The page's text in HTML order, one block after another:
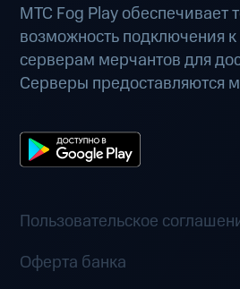
МТС Fog Play обеспечивает
возможность подключения
серверам мерчантов для
Серверы предоставляются
Пользовательское
Оферта банка